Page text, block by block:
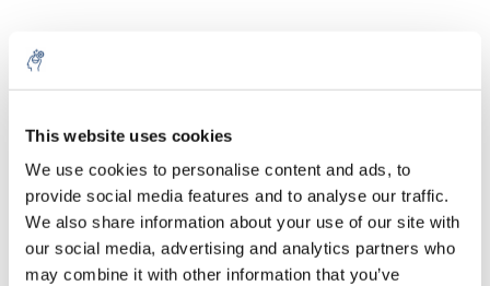
This website uses cookies
We use cookies to personalise content and ads, to
provide social media features and to analyse our traffic.
We also share information about your use of our site with
our social media, advertising and analytics partners who
may combine it with other information that you’ve
1 Stuk Excl. btw
€217,05
Incl. btw
Toevoegen aan winkelwagen